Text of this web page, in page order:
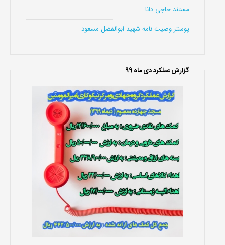
مستند حاجی دانا
پوستر وصیت نامه شهید ابوالفضل مسعود
گزارش عملکرد دی ماه 99